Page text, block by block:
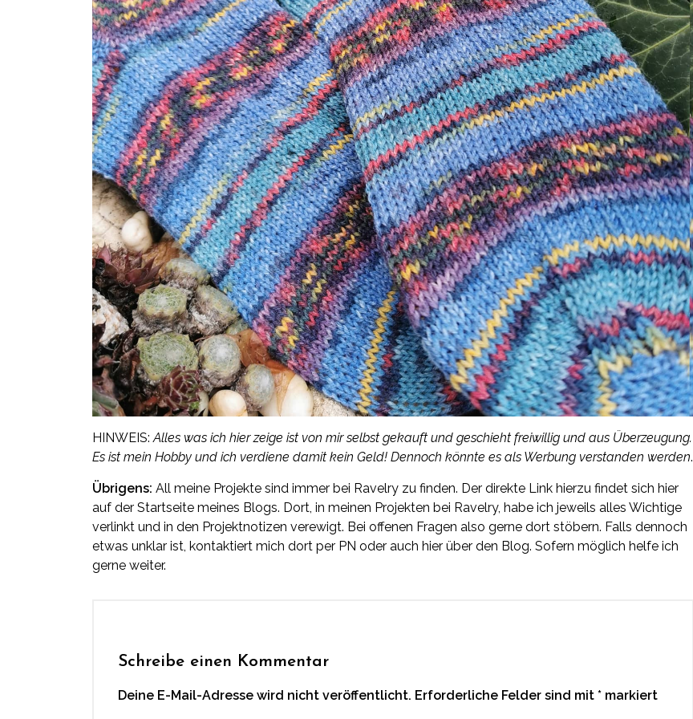
HINWEIS: Alles was ich hier zeige ist von mir selbst gekauft und geschieht freiwillig und aus Überzeugung.
Es ist mein Hobby und ich verdiene damit kein Geld! Dennoch könnte es als Werbung verstanden werden.
Übrigens: All meine Projekte sind immer bei Ravelry zu finden. Der direkte Link hierzu findet sich hier
auf der Startseite meines Blogs. Dort, in meinen Projekten bei Ravelry, habe ich jeweils alles Wichtige
verlinkt und in den Projektnotizen verewigt. Bei offenen Fragen also gerne dort stöbern. Falls dennoch
etwas unklar ist, kontaktiert mich dort per PN oder auch hier über den Blog. Sofern möglich helfe ich
gerne weiter.
Schreibe einen Kommentar
Deine E-Mail-Adresse wird nicht veröffentlicht. Erforderliche Felder sind mit * markiert